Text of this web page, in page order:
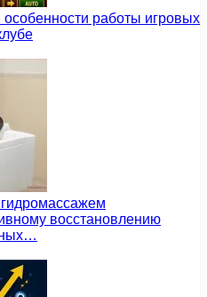
работы игровых
восстановлению